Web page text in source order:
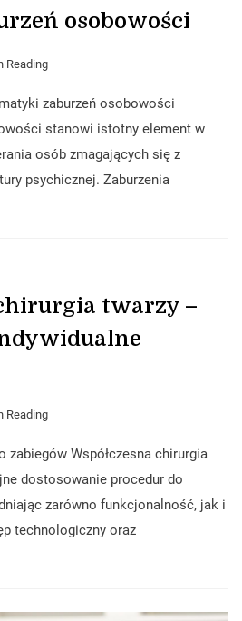
osobowości
Reading
zaburzeń osobowości
stanowi istotny element w
osób zmagających się z
psychicznej. Zaburzenia
twarzy –
Reading
zabiegów Współczesna chirurgia
dostosowanie procedur do
zarówno funkcjonalność, jak i
technologiczny oraz